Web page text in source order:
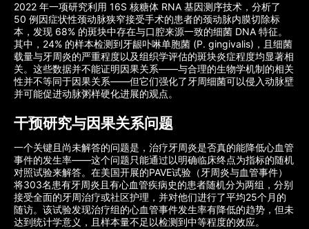
2022 年一项研究利用 16S 核糖体 RNA 基因测序技术，分析了
50 例因症状性颈动脉狭窄接受手术的患者的颈动脉内膜切除标
本，发现 68% 的斑块中存在与口腔来源一致的细菌 DNA 特征。
其中，24% 的样本检测到牙龈卟啉单胞菌 (P. gingivalis)，且细菌
载量与牙周炎的严重程度以及组织学评估的斑块炎症程度均显著相
关。这些数据并不能证明因果关系——与合理的生物学机制的相关
性并不等同于因果关系——但它们强化了牙周细菌可以侵入动脉壁
并可能促进动脉粥样硬化进展的观点。
干预研究与因果关系问题
一个关键且尚未解答的问题是，治疗牙周炎是否真的能降低心血管
事件的发生率——这个问题只能通过以明确临床终点为指标的随机
对照试验来解答。在美国开展的PAVE试验（牙周炎与血管事件）
将303名患有牙周炎且有心血管疾病史的患者随机分为两组，分别
接受全面的牙周治疗或社区护理，并对他们进行了平均25个月的
随访。该试验发现治疗组的心血管事件发生率有降低的趋势，但未
达到统计学意义，且样本量不足以检测到中等程度的效应。